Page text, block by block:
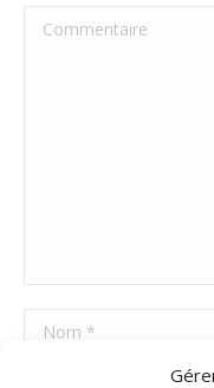
Commentaire
Nom *